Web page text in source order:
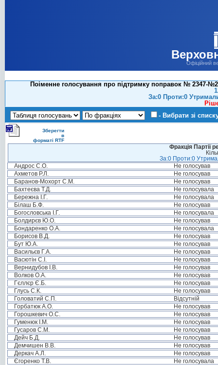
Офіційний
Поіменне голосування про підтримку поправок № 2347-
За:0 Проти:0
- Вибрати зі
Зберегти
в
форматі RTF
Фракція Партії
За:0 Проти:0
Андрос С.О.
Не голосував
Ахметов Р.Л.
Не голосував
Баранов-Мохорт С.М.
Не голосував
Бахтеєва Т.Д.
Не голосувала
Бережна І.Г.
Не голосувала
Білаш Б.Ф.
Не голосував
Богословська І.Г.
Не голосувала
Болдирєв Ю.О.
Не голосував
Бондаренко О.А.
Не голосувала
Борисов В.Д.
Не голосував
Бут Ю.А.
Не голосував
Васильєв Г.А.
Не голосував
Васютін С.І.
Не голосував
Вернидубов І.В.
Не голосував
Волков О.А.
Не голосував
Гєллєр Є.Б.
Не голосував
Глусь С.К.
Не голосував
Головатий С.П.
Відсутній
Горбатюк А.О.
Не голосував
Горошкевич О.С.
Не голосував
Гуменюк І.М.
Не голосував
Гусаров С.М.
Не голосував
Дейч Б.Д.
Не голосував
Демчишен В.В.
Не голосував
Деркач А.Л.
Не голосував
Єгоренко Т.В.
Не голосувала